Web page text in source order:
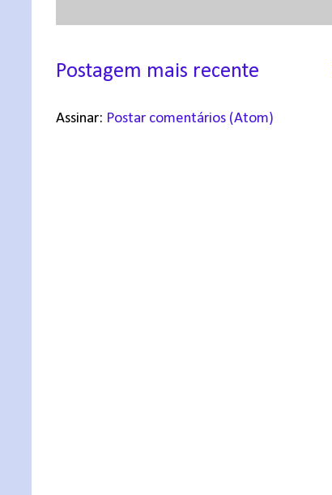
Postagem mais recente
Assinar: Postar comentários (Atom)